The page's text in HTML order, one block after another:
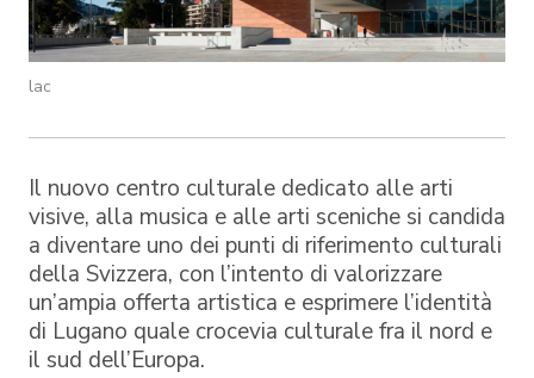
lac
Il nuovo centro culturale dedicato alle arti
visive, alla musica e alle arti sceniche si candida
a diventare uno dei punti di riferimento culturali
della Svizzera, con l’intento di valorizzare
un’ampia offerta artistica e esprimere l’identità
di Lugano quale crocevia culturale fra il nord e
il sud dell’Europa.